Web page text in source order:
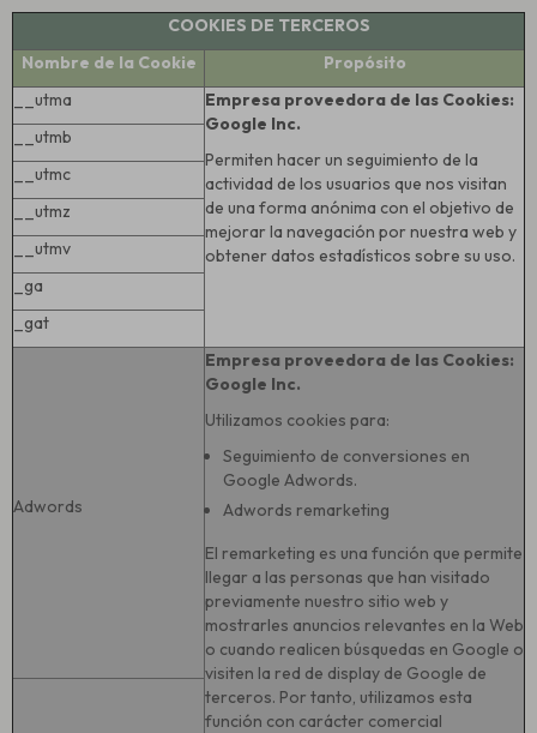
COOKIES DE TERCEROS
Nombre de la Cookie
Propósito
__utma
Empresa proveedora de las Cookies:
Google Inc.
Permiten hacer un seguimiento de la
actividad de los usuarios que nos visitan
de una forma anónima con el objetivo de
mejorar la navegación por nuestra web y
obtener datos estadísticos sobre su uso.
__utmb
__utmc
__utmz
__utmv
_ga
_gat
Adwords
Empresa proveedora de las Cookies:
Google Inc.
Utilizamos cookies para:
Seguimiento de conversiones en
Google Adwords.
Adwords remarketing
El remarketing es una función que permite
llegar a las personas que han visitado
previamente nuestro sitio web y
mostrarles anuncios relevantes en la Web
o cuando realicen búsquedas en Google o
visiten la red de display de Google de
terceros. Por tanto, utilizamos esta
función con carácter comercial